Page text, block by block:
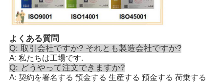
よくある質問
Q: 取引会社ですか? それとも製造会社ですか?
A: 私たちは工場です.
Q: どうやって注文できますか?
A: 契約を署名する 預金する 生産する 預金する 荷乗する